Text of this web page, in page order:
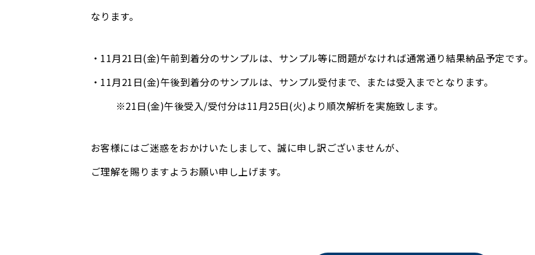
なります。
・11月21日(金)午前到着分のサンプルは、サンプル等に問題がなければ通常通り結果納品予定です。
・11月21日(金)午後到着分のサンプルは、サンプル受付まで、または受入までとなります。
※21日(金)午後受入/受付分は11月25日(火)より順次解析を実施致します。
お客様にはご迷惑をおかけいたしまして、誠に申し訳ございませんが、
ご理解を賜りますようお願い申し上げます。